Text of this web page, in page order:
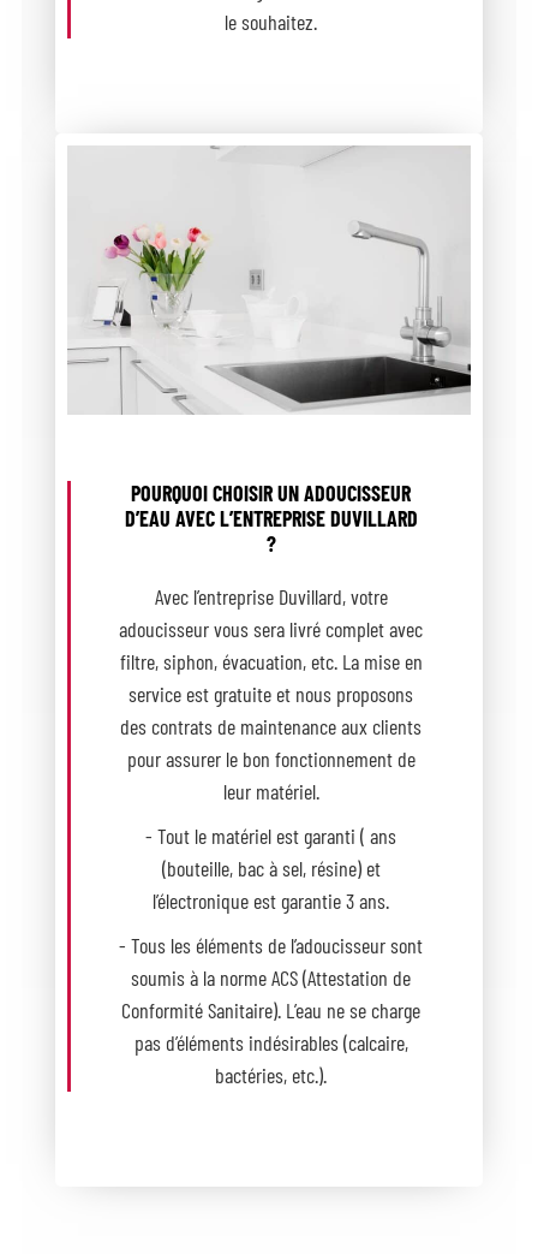
le souhaitez.
POURQUOI CHOISIR UN ADOUCISSEUR
D’EAU AVEC L’ENTREPRISE DUVILLARD
?
Avec l’entreprise Duvillard, votre
adoucisseur vous sera livré complet avec
filtre, siphon, évacuation, etc. La mise en
service est gratuite et nous proposons
des contrats de maintenance aux clients
pour assurer le bon fonctionnement de
leur matériel.
- Tout le matériel est garanti ( ans
(bouteille, bac à sel, résine) et
l’électronique est garantie 3 ans.
- Tous les éléments de l’adoucisseur sont
soumis à la norme ACS (Attestation de
Conformité Sanitaire). L’eau ne se charge
pas d’éléments indésirables (calcaire,
bactéries, etc.).